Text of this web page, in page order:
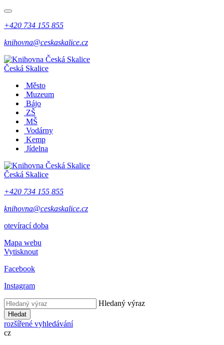
+420 734 155 855
knihovna@ceskaskalice.cz
Česká Skalice
Město
Muzeum
Bájo
ZŠ
MŠ
Vodárny
Kemp
Jídelna
Česká Skalice
+420 734 155 855
knihovna@ceskaskalice.cz
otevírací doba
Mapa webu
Vytisknout
Facebook
Instagram
Hledaný výraz
Hledat
rozšířené vyhledávání
cz